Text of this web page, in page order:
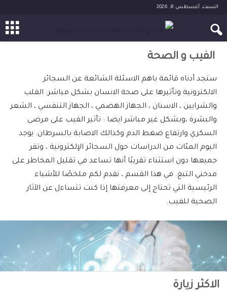
السبت, أغسطس 8, 2026
الفيب و الصحة
ستجد أدناه قائمة باهم الاسئلة الشائعة عن السجائر
الالكترونية وتأثيرها على صحة الانسان بشكل مباشر: القلب
والشرايين ، الاسنان ، الجهاز الهضمي ، الجهاز التنفسي ، الشعر
والبشرة ،وبشكل غير مباشر ايضا : تأثير الفيب على مرضى
السكري وارتفاع ضغط الدم وكذالك الاصابة بالسرطان. يوجد
اليوم المئات من الدراسات حول السجائر الإلكترونية ، وتقر
جميعها دون استثناء تقريبًا أنها تساعد في تقليل المخاطر على
مدخني التبغ. في هذا القسم ، نقدم لكم ملخصًا للأشياء
الرئيسية التي تحتاج إلى معرفتها إذا كنت تتساءل عن الآثار
الصحية للفيب.
الاكثر زيارة